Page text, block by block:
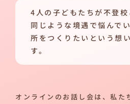
4人の子どもたちが不登校
同じような境遇で悩んで
所をつくりたいという想
す。
オンラインのお話し会は、私た